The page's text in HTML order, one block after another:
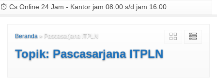
Cs Online 24 Jam - Kantor jam 08.00 s/d jam 16.00
Beranda » Pascasarjana ITPLN
Topik: Pascasarjana ITPLN